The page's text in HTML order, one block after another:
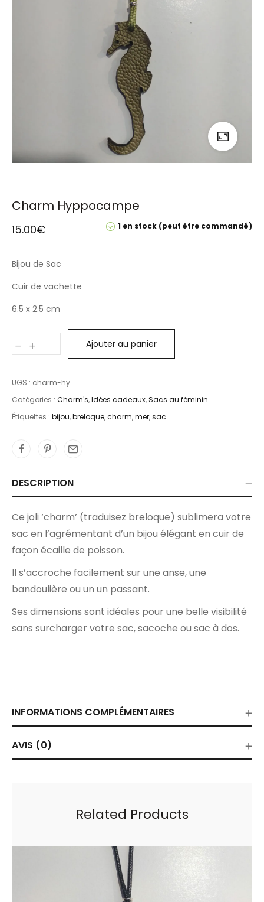
Charm Hyppocampe
1 en stock (peut être commandé)
15.00€
Bijou de Sac
Cuir de vachette
6.5 x 2.5 cm
Ajouter au panier
UGS : charm-hy
Catégories : Charm's,Idées cadeaux,Sacs au féminin
Étiquettes : bijou,breloque,charm,mer,sac
DESCRIPTION
Ce joli ‘charm’ (traduisez breloque) sublimera votre
sac en l’agrémentant d’un bijou élégant en cuir de
façon écaille de poisson.
Il s’accroche facilement sur une anse, une
bandoulière ou un un passant.
Ses dimensions sont idéales pour une belle visibilité
sans surcharger votre sac, sacoche ou sac à dos.
INFORMATIONS COMPLÉMENTAIRES
AVIS (0)
Related Products